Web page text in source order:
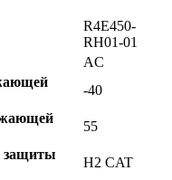
R4E450-
RH01-01
AC
-40
55
защиты
H2 CAT